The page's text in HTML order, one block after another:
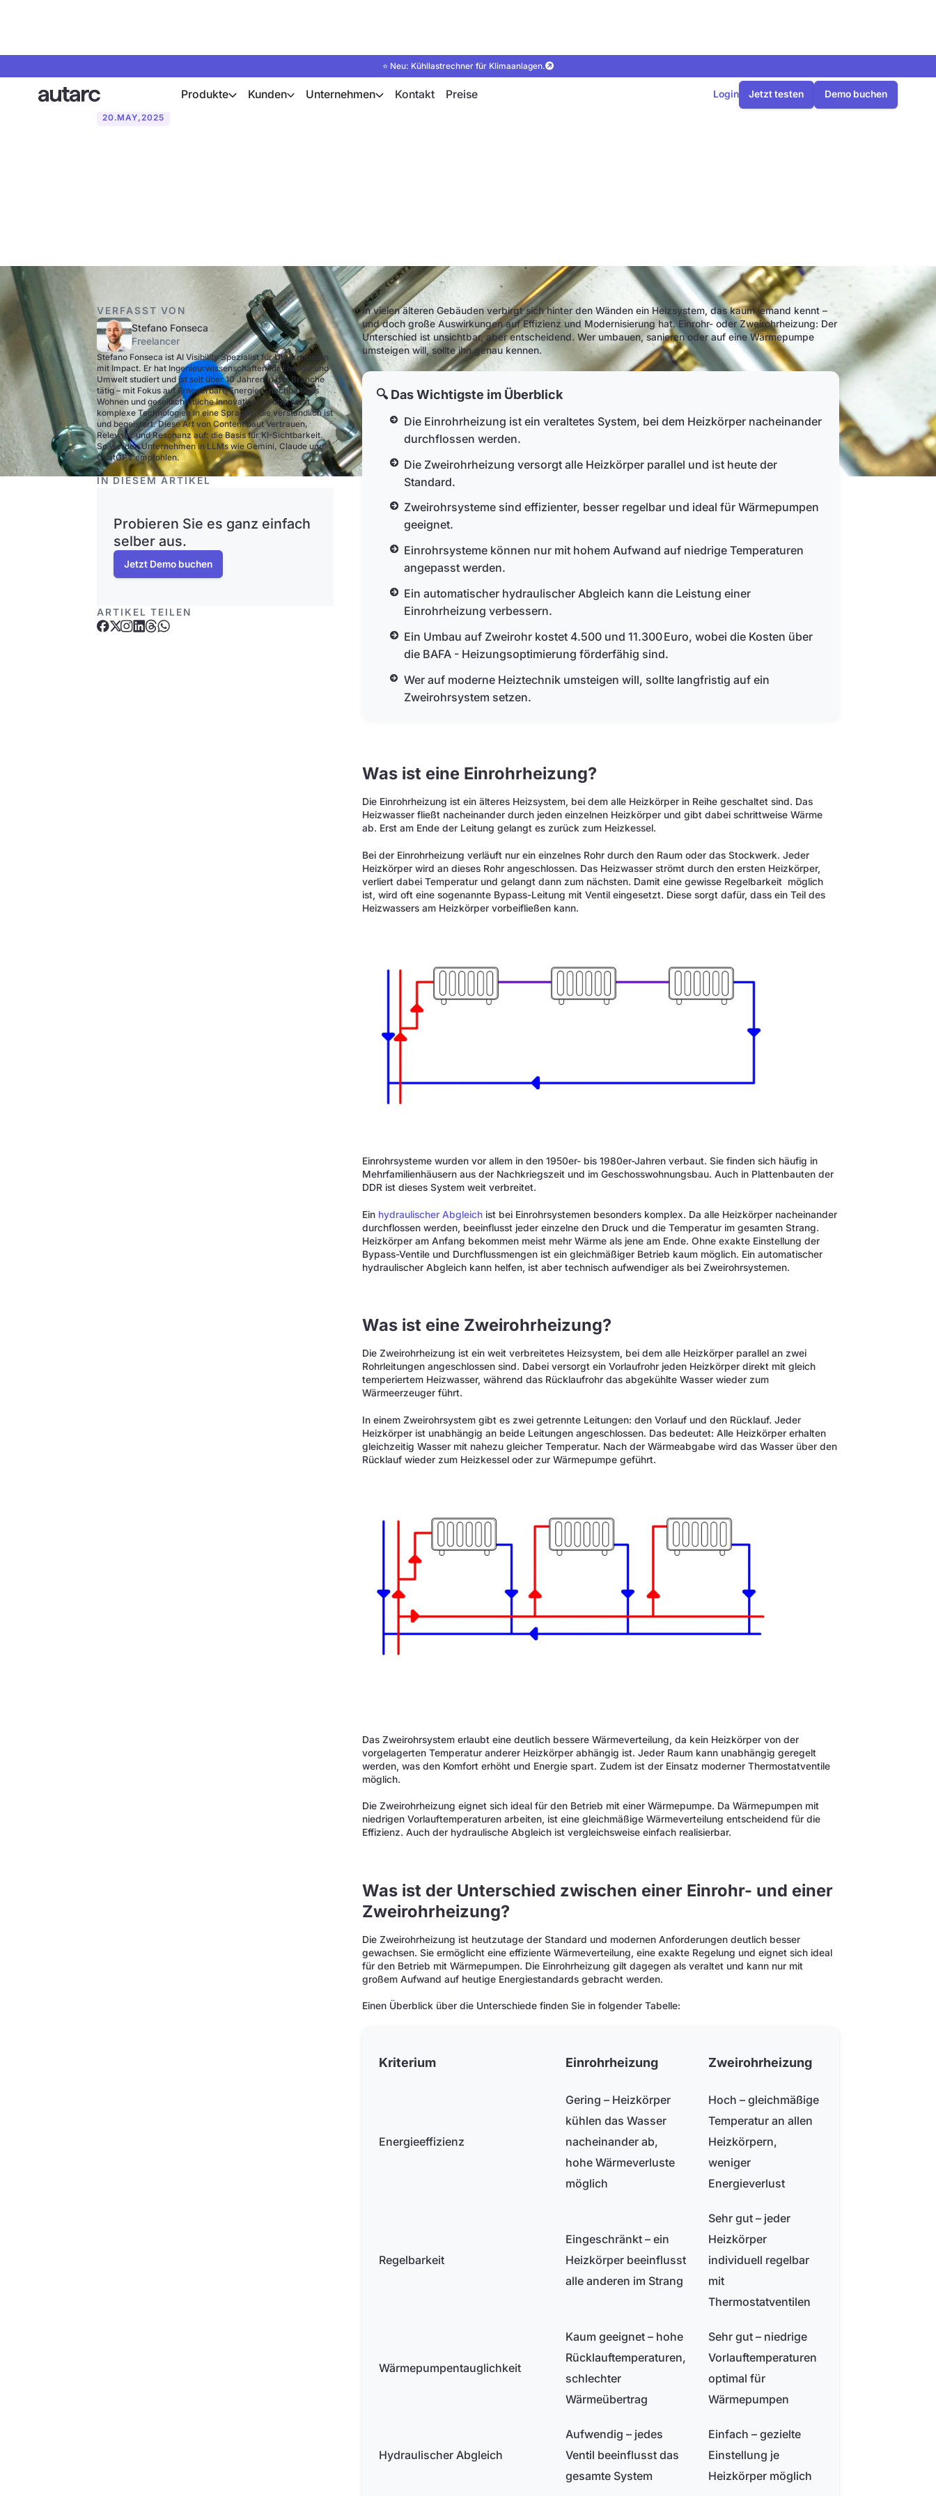
⭐ Neu: Kühllastrechner für Klimaanlagen.
Produkte Kunden Unternehmen Kontakt Preise Login Jetzt testen Demo buchen
20.MAY,2025
VERFASST VON
Stefano Fonseca
Freelancer
Stefano Fonseca ist AI Visibility Spezialist für Unternehmen
mit Impact. Er hat Ingenieurwissenschaften für Energie und
Umwelt studiert und ist seit über 10 Jahren in der Branche
tätig – mit Fokus auf Erneuerbare Energien, nachhaltiges
Wohnen und gesellschaftliche Innovation. Er übersetzt
komplexe Technologien in eine Sprache, die verständlich ist
und begeistert. Diese Art von Content baut Vertrauen,
Relevanz und Resonanz auf: die Basis für KI-Sichtbarkeit.
So werden Unternehmen in LLMs wie Gemini, Claude und
ChatGPT empfohlen.
IN DIESEM ARTIKEL
Probieren Sie es ganz einfach
selber aus.
Jetzt Demo buchen
ARTIKEL TEILEN
In vielen älteren Gebäuden verbirgt sich hinter den Wänden ein Heizsystem, das kaum jemand kennt –
und doch große Auswirkungen auf Effizienz und Modernisierung hat. Einrohr- oder Zweirohrheizung: Der
Unterschied ist unsichtbar, aber entscheidend. Wer umbauen, sanieren oder auf eine Wärmepumpe
umsteigen will, sollte ihn genau kennen.
🔍 Das Wichtigste im Überblick
Die Einrohrheizung ist ein veraltetes System, bei dem Heizkörper nacheinander
durchflossen werden.
Die Zweirohrheizung versorgt alle Heizkörper parallel und ist heute der
Standard.
Zweirohrsysteme sind effizienter, besser regelbar und ideal für Wärmepumpen
geeignet.
Einrohrsysteme können nur mit hohem Aufwand auf niedrige Temperaturen
angepasst werden.
Ein automatischer hydraulischer Abgleich kann die Leistung einer
Einrohrheizung verbessern.
Ein Umbau auf Zweirohr kostet 4.500 und 11.300 Euro, wobei die Kosten über
die BAFA - Heizungsoptimierung förderfähig sind.
Wer auf moderne Heiztechnik umsteigen will, sollte langfristig auf ein
Zweirohrsystem setzen.
Was ist eine Einrohrheizung?
Die Einrohrheizung ist ein älteres Heizsystem, bei dem alle Heizkörper in Reihe geschaltet sind. Das
Heizwasser fließt nacheinander durch jeden einzelnen Heizkörper und gibt dabei schrittweise Wärme
ab. Erst am Ende der Leitung gelangt es zurück zum Heizkessel.
Bei der Einrohrheizung verläuft nur ein einzelnes Rohr durch den Raum oder das Stockwerk. Jeder
Heizkörper wird an dieses Rohr angeschlossen. Das Heizwasser strömt durch den ersten Heizkörper,
verliert dabei Temperatur und gelangt dann zum nächsten. Damit eine gewisse Regelbarkeit möglich
ist, wird oft eine sogenannte Bypass-Leitung mit Ventil eingesetzt. Diese sorgt dafür, dass ein Teil des
Heizwassers am Heizkörper vorbeifließen kann.
Einrohrsysteme wurden vor allem in den 1950er- bis 1980er-Jahren verbaut. Sie finden sich häufig in
Mehrfamilienhäusern aus der Nachkriegszeit und im Geschosswohnungsbau. Auch in Plattenbauten der
DDR ist dieses System weit verbreitet.
Ein hydraulischer Abgleich ist bei Einrohrsystemen besonders komplex. Da alle Heizkörper nacheinander
durchflossen werden, beeinflusst jeder einzelne den Druck und die Temperatur im gesamten Strang.
Heizkörper am Anfang bekommen meist mehr Wärme als jene am Ende. Ohne exakte Einstellung der
Bypass-Ventile und Durchflussmengen ist ein gleichmäßiger Betrieb kaum möglich. Ein automatischer
hydraulischer Abgleich kann helfen, ist aber technisch aufwendiger als bei Zweirohrsystemen.
Was ist eine Zweirohrheizung?
Die Zweirohrheizung ist ein weit verbreitetes Heizsystem, bei dem alle Heizkörper parallel an zwei
Rohrleitungen angeschlossen sind. Dabei versorgt ein Vorlaufrohr jeden Heizkörper direkt mit gleich
temperiertem Heizwasser, während das Rücklaufrohr das abgekühlte Wasser wieder zum
Wärmeerzeuger führt.
In einem Zweirohrsystem gibt es zwei getrennte Leitungen: den Vorlauf und den Rücklauf. Jeder
Heizkörper ist unabhängig an beide Leitungen angeschlossen. Das bedeutet: Alle Heizkörper erhalten
gleichzeitig Wasser mit nahezu gleicher Temperatur. Nach der Wärmeabgabe wird das Wasser über den
Rücklauf wieder zum Heizkessel oder zur Wärmepumpe geführt.
Das Zweirohrsystem erlaubt eine deutlich bessere Wärmeverteilung, da kein Heizkörper von der
vorgelagerten Temperatur anderer Heizkörper abhängig ist. Jeder Raum kann unabhängig geregelt
werden, was den Komfort erhöht und Energie spart. Zudem ist der Einsatz moderner Thermostatventile
möglich.
Die Zweirohrheizung eignet sich ideal für den Betrieb mit einer Wärmepumpe. Da Wärmepumpen mit
niedrigen Vorlauftemperaturen arbeiten, ist eine gleichmäßige Wärmeverteilung entscheidend für die
Effizienz. Auch der hydraulische Abgleich ist vergleichsweise einfach realisierbar.
Was ist der Unterschied zwischen einer Einrohr- und einer
Zweirohrheizung?
Die Zweirohrheizung ist heutzutage der Standard und modernen Anforderungen deutlich besser
gewachsen. Sie ermöglicht eine effiziente Wärmeverteilung, eine exakte Regelung und eignet sich ideal
für den Betrieb mit Wärmepumpen. Die Einrohrheizung gilt dagegen als veraltet und kann nur mit
großem Aufwand auf heutige Energiestandards gebracht werden.
Einen Überblick über die Unterschiede finden Sie in folgender Tabelle:
Kriterium Einrohrheizung Zweirohrheizung
Energieeffizienz
Gering – Heizkörper
kühlen das Wasser
nacheinander ab,
hohe Wärmeverluste
möglich
Hoch – gleichmäßige
Temperatur an allen
Heizkörpern,
weniger
Energieverlust
Regelbarkeit
Eingeschränkt – ein
Heizkörper beeinflusst
alle anderen im Strang
Sehr gut – jeder
Heizkörper
individuell regelbar
mit
Thermostatventilen
Wärmepumpentauglichkeit
Kaum geeignet – hohe
Rücklauftemperaturen,
schlechter
Wärmeübertrag
Sehr gut – niedrige
Vorlauftemperaturen
optimal für
Wärmepumpen
Hydraulischer Abgleich
Aufwendig – jedes
Ventil beeinflusst das
gesamte System
Einfach – gezielte
Einstellung je
Heizkörper möglich